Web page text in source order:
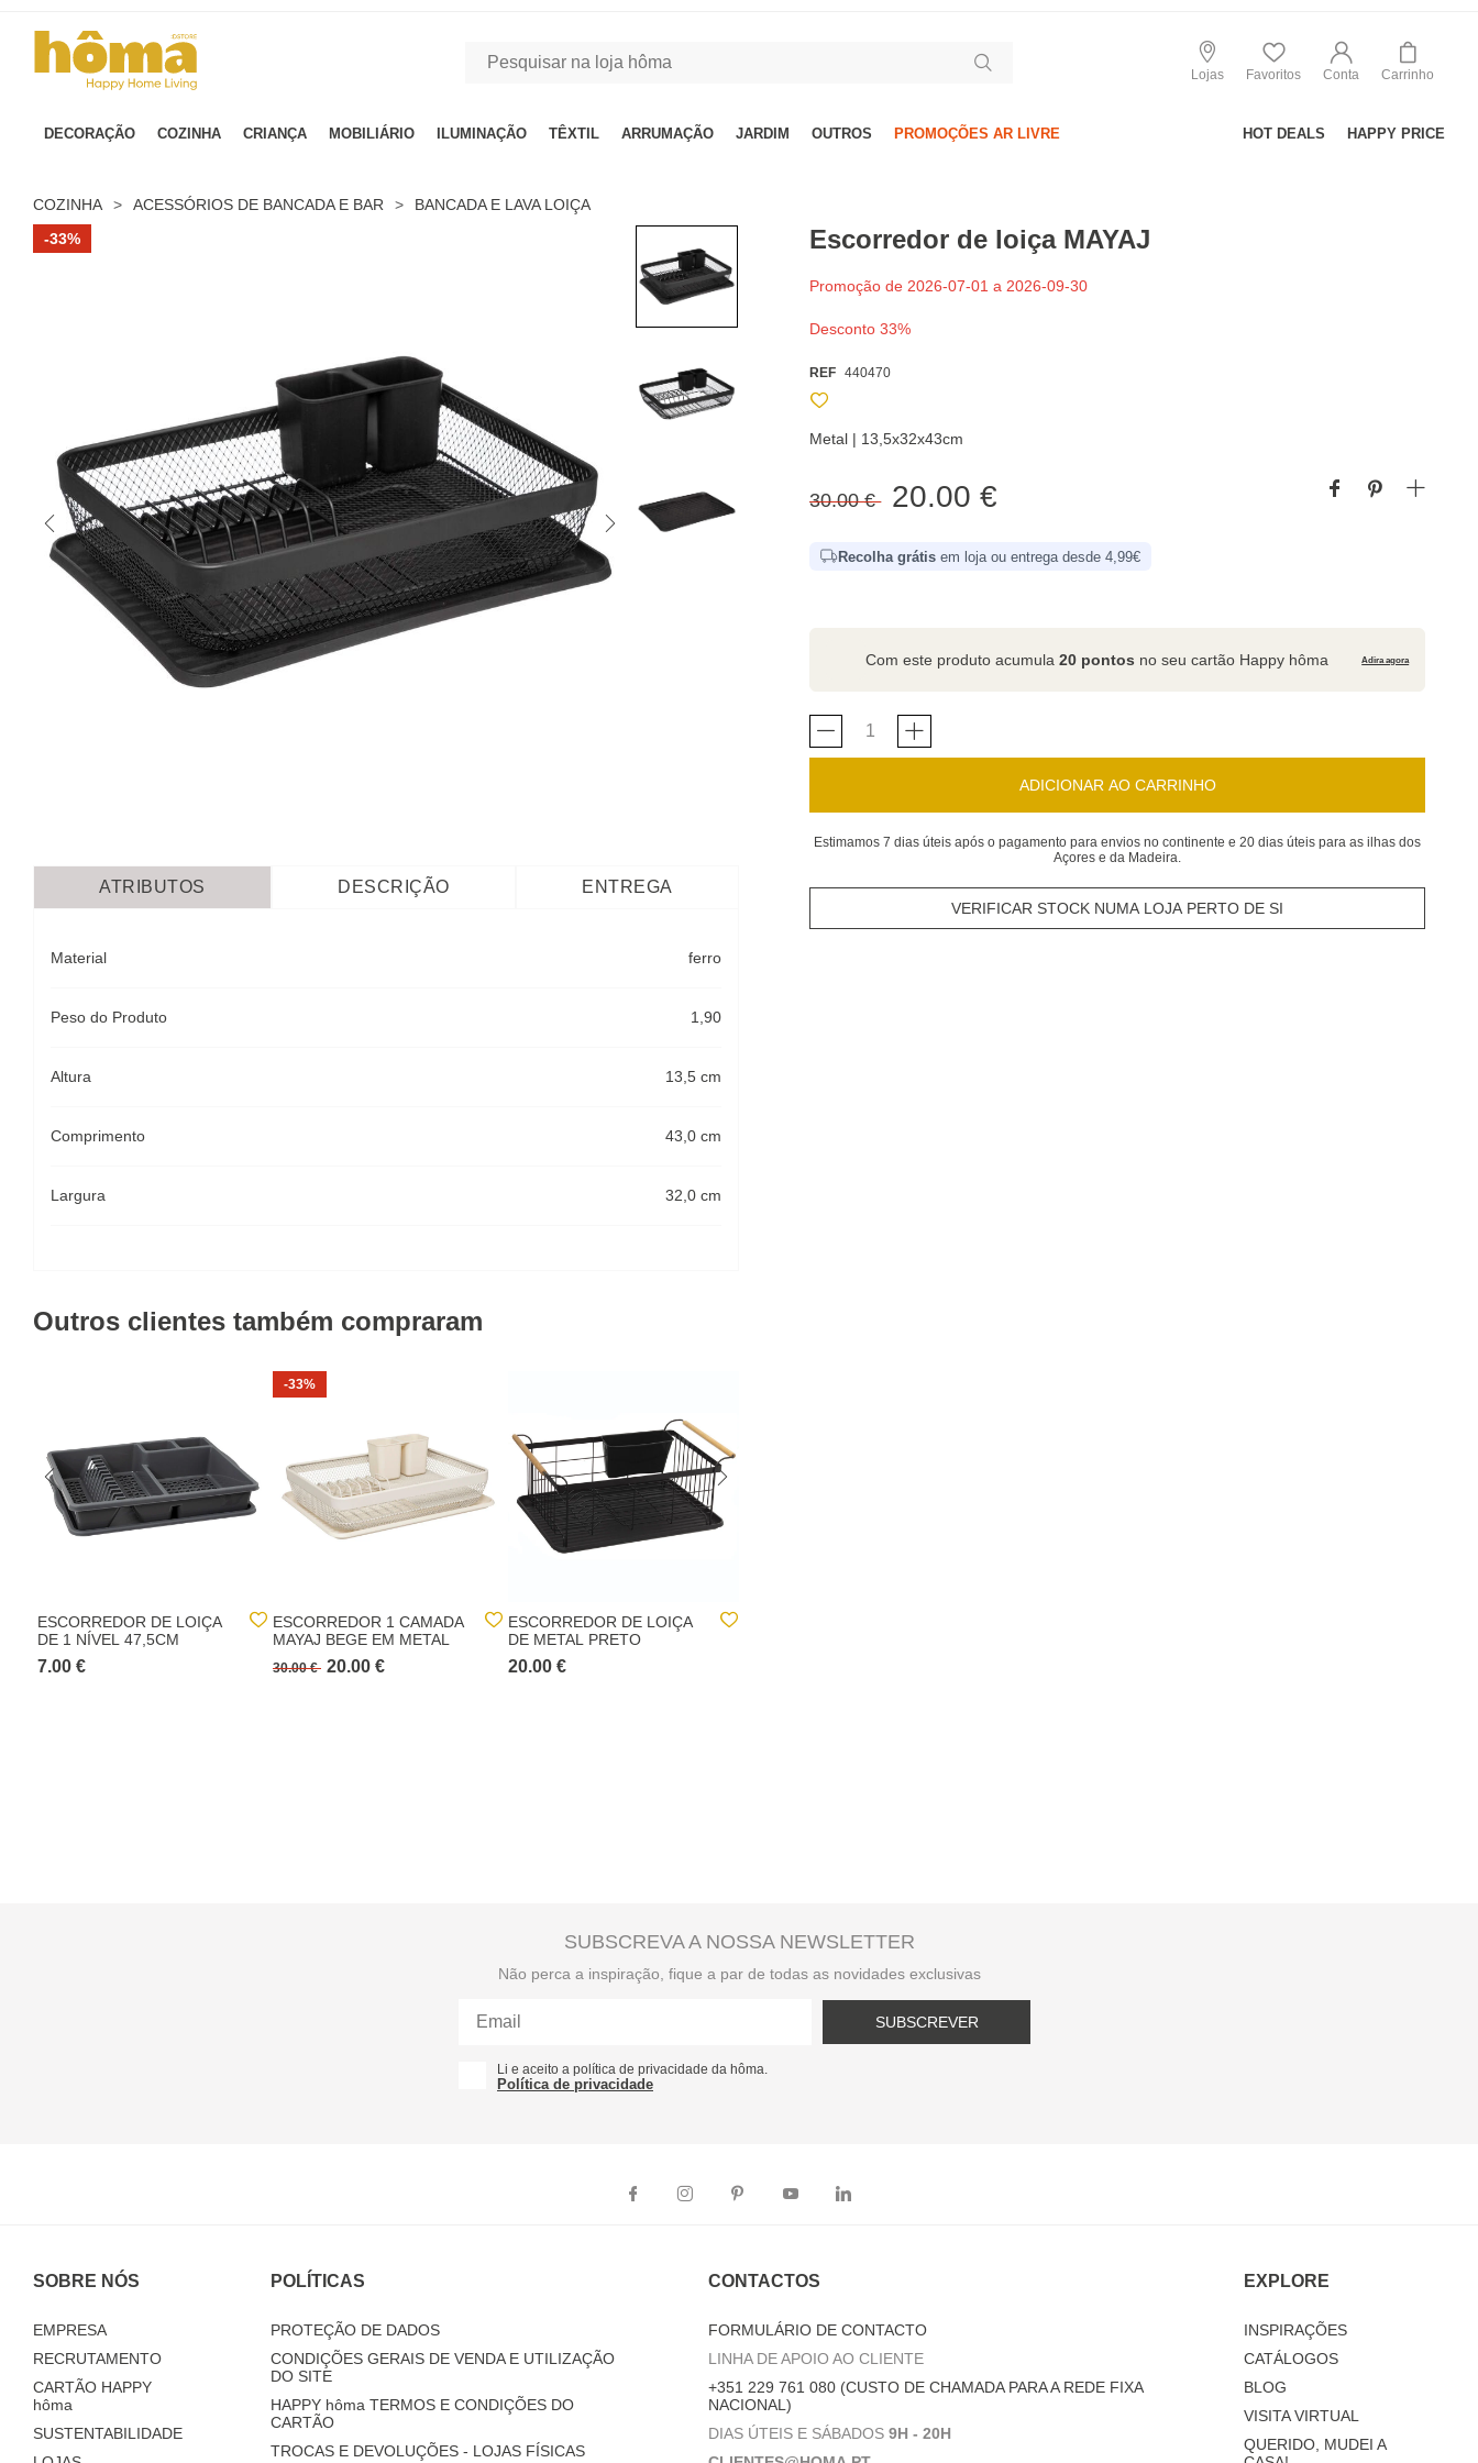
Lojas Favoritos Conta Carrinho
DECORAÇÃO COZINHA CRIANÇA MOBILIÁRIO ILUMINAÇÃO TÊXTIL ARRUMAÇÃO JARDIM OUTROS PROMOÇÕES AR LIVRE HOT DEALS HAPPY PRICE
COZINHA > ACESSÓRIOS DE BANCADA E BAR >
BANCADA E LAVA LOIÇA
-33%
Escorredor de loiça MAYAJ
Promoção de 2026-07-01 a 2026-09-30
Desconto 33%
REF 440470
Metal | 13,5x32x43cm
30.00 € 20.00 €
Recolha grátis em loja ou entrega desde 4,99€
Com este produto acumula20 pontos no seu cartão Happy hôma Adira agora
ADICIONAR AO CARRINHO
Estimamos 7 dias úteis após o pagamento para envios no continente e 20 dias úteis para as ilhas dos
Açores e da Madeira.
VERIFICAR STOCK NUMA LOJA PERTO DE SI
ATRIBUTOS DESCRIÇÃO ENTREGA
Material ferro
Peso do Produto 1,90
Altura 13,5 cm
Comprimento 43,0 cm
Largura 32,0 cm
Outros clientes também compraram
ESCORREDOR DE LOIÇA
DE 1 NÍVEL 47,5CM
7.00 €
-33%
ESCORREDOR 1 CAMADA
MAYAJ BEGE EM METAL
30.00 € 20.00 €
ESCORREDOR DE LOIÇA
DE METAL PRETO
20.00 €
SUBSCREVA A NOSSA NEWSLETTER
Não perca a inspiração, fique a par de todas as novidades exclusivas
SUBSCREVER
Li e aceito a política de privacidade da hôma.
Política de privacidade
SOBRE NÓS
EMPRESA
RECRUTAMENTO
CARTÃO HAPPY
hôma
SUSTENTABILIDADE
POLÍTICAS
PROTEÇÃO DE DADOS
CONDIÇÕES GERAIS DE VENDA E UTILIZAÇÃO
DO SITE
HAPPY hôma TERMOS E CONDIÇÕES DO
CARTÃO
TROCAS E DEVOLUÇÕES - LOJAS FÍSICAS
CONTACTOS
FORMULÁRIO DE CONTACTO
LINHA DE APOIO AO CLIENTE
+351 229 761 080 (CUSTO DE CHAMADA PARA A REDE FIXA
NACIONAL)
DIAS ÚTEIS E SÁBADOS 9H - 20H
EXPLORE
INSPIRAÇÕES
CATÁLOGOS
BLOG
VISITA VIRTUAL
QUERIDO, MUDEI A